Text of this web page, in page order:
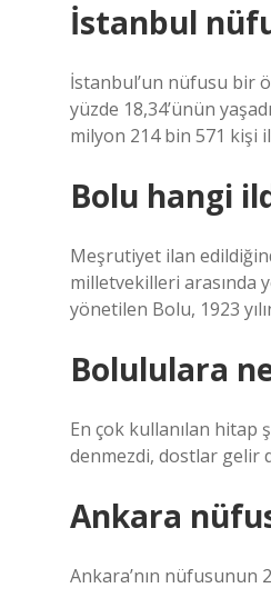
İstanbul
İstanbul’un nüfusu bir
yüzde 18,34’ünün
milyon 214 bin 571 kişi
Bolu hangi
Meşrutiyet ilan
milletvekilleri arasında
yönetilen Bolu, 1923
Bolululara
En çok kullanılan hitap
denmezdi, dostlar gelir
Ankara
Ankara’nın nüfusunun